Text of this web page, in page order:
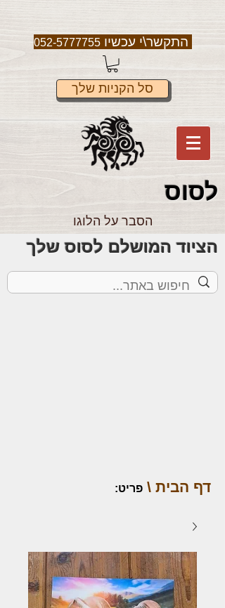
התקשר\י עכשיו052-5777755
סל הקניות שלך
לסוס
הסבר על הלוגו
הציוד המושלם לסוס שלך
דף הבית \ פריט: